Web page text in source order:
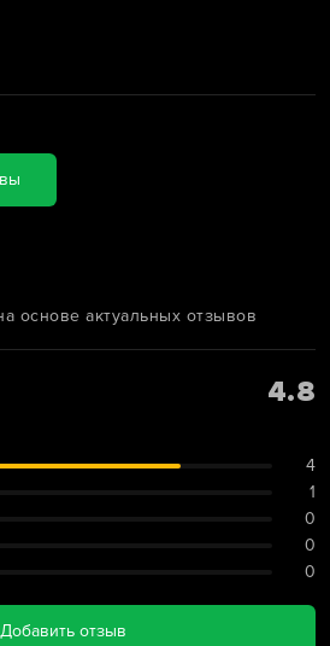
основе актуальных отзывов
4.8
4
1
0
0
0
Добавить отзыв